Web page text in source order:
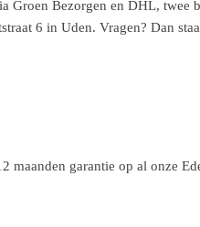
Groen Bezorgen en DHL, twee
6 in Uden. Vragen? Dan
garantie op al onze